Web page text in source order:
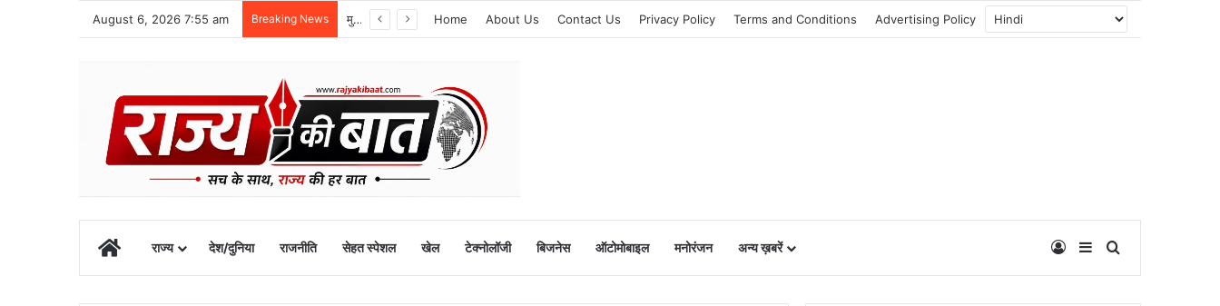
August 6, 2026 7:55 am Breaking News मुख्यमंत्री के अनुरोध पर बनबसा स्टेशन को मिली नई रेल सुविधा Home About Us Contact Us Privacy Policy Terms and Conditions Advertising Policy
Homeराज्य देश/दुनिया राजनीति सेहत स्पेशल खेल टेक्नोलॉजी बिजनेस ऑटोमोबाइल मनोरंजन अन्य ख़बरें Log InSidebar